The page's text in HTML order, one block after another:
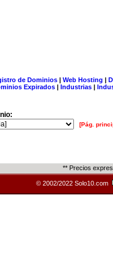
de Dominios| Web Hosting |
Expirados | Industrias |
[Pág.
** Precios
© 2002/2022 Solo10.com